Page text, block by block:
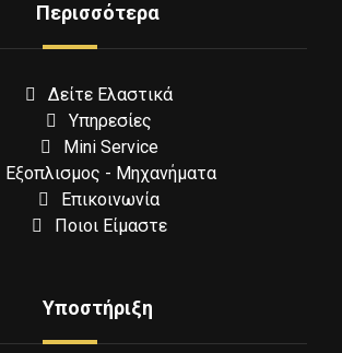
Περισσότερα
Δείτε Ελαστικά
Υπηρεσίες
Mini Service
Εξοπλισμος - Μηχανήματα
Επικοινωνία
Ποιοι Είμαστε
Υποστήριξη